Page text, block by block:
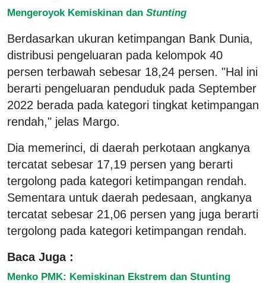
Mengeroyok Kemiskinan dan Stunting
Berdasarkan ukuran ketimpangan Bank Dunia,
distribusi pengeluaran pada kelompok 40
persen terbawah sebesar 18,24 persen. "Hal ini
berarti pengeluaran penduduk pada September
2022 berada pada kategori tingkat ketimpangan
rendah," jelas Margo.
Dia memerinci, di daerah perkotaan angkanya
tercatat sebesar 17,19 persen yang berarti
tergolong pada kategori ketimpangan rendah.
Sementara untuk daerah pedesaan, angkanya
tercatat sebesar 21,06 persen yang juga berarti
tergolong pada kategori ketimpangan rendah.
Baca Juga :
Menko PMK: Kemiskinan Ekstrem dan Stunting